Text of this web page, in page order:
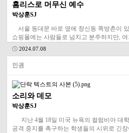
홈리스로 머무신 예수
박상훈SJ
서울 동대문 바로 옆에 창신동 쪽방촌이
쇼핑몰에는 사람들로 넘치고 분주하지만,
2024.07.08
인권
소리와 데모
박상훈SJ
지난 4월 18일 미국 뉴욕의 컬럼비아 대
공격 중지를 촉구하는 학생들의 시위로 긴